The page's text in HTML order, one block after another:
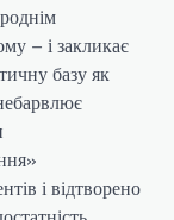
– і закликає
базу як
і відтворено